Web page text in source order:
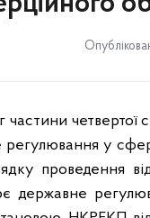
четвертої
у
проведення
державне